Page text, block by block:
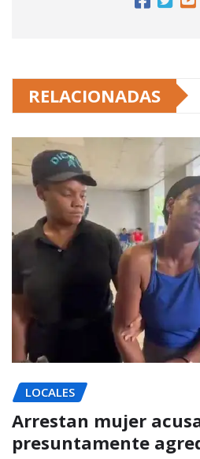
RELACIONADAS
LOCALES
Arrestan mujer
presuntamente